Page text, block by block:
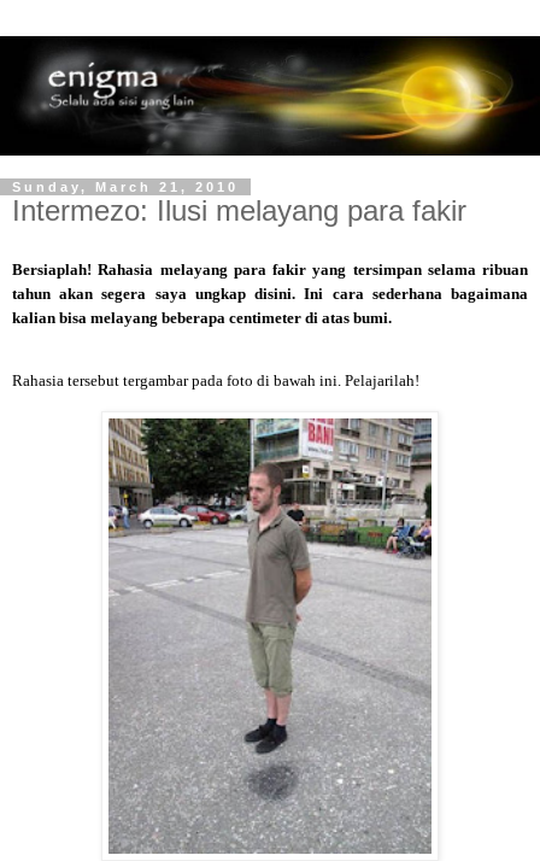
Sunday, March 21, 2010
Intermezo: Ilusi melayang para fakir
Bersiaplah! Rahasia melayang para fakir yang tersimpan selama ribuan
tahun akan segera saya ungkap disini. Ini cara sederhana bagaimana
kalian bisa melayang beberapa centimeter di atas bumi.
Rahasia tersebut tergambar pada foto di bawah ini. Pelajarilah!